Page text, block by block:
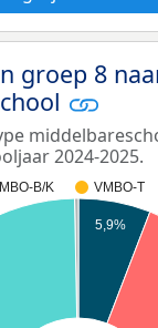
groep 8
2024-2025.
B/K VMBO-T
5,9%